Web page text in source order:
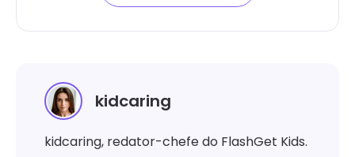
kidcaring
kidcaring, redator-chefe do FlashGet Kids.